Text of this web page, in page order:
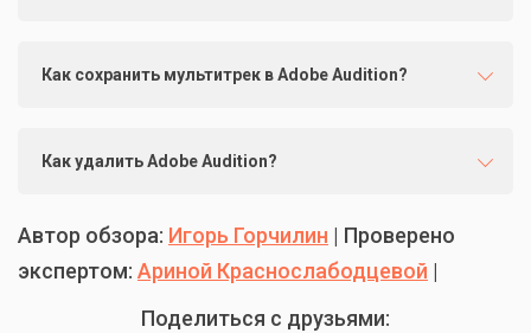
Как сохранить мультитрек в Adobe Audition?
Как удалить Adobe Audition?
Автор обзора: Игорь Горчилин | Проверено
экспертом: Ариной Краснослабодцевой |
Поделиться с друзьями: